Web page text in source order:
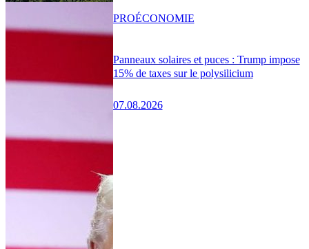
Panneaux solaires et puces : Trump impose
15% de taxes sur le polysilicium
07.08.2026
PROÉCONOMIE